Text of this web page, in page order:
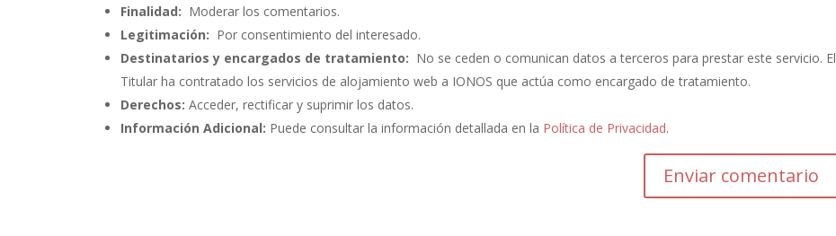
Finalidad: Moderar los comentarios.
Legitimación: Por consentimiento del interesado.
Destinatarios y encargados de tratamiento: No se ceden o comunican datos a terceros para prestar este servicio. El
Titular ha contratado los servicios de alojamiento web a IONOS que actúa como encargado de tratamiento.
Derechos: Acceder, rectificar y suprimir los datos.
Información Adicional: Puede consultar la información detallada en la Política de Privacidad.